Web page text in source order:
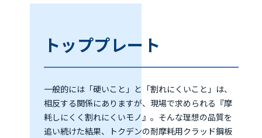
トッププレート
一般的には「硬いこと」と「割れにくいこと」は、
相反する関係にありますが、現場で求められる『摩
耗しにくく割れにくいモノ』。そんな理想の品質を
追い続けた結果、トクデンの耐摩耗用クラッド鋼板